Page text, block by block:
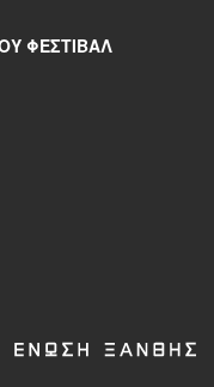
ΦΕΣΤΙΒΆΛ